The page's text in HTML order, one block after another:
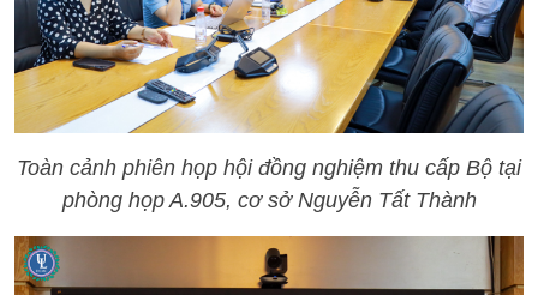
Toàn cảnh phiên họp hội đồng nghiệm thu cấp Bộ tại
phòng họp A.905, cơ sở Nguyễn Tất Thành